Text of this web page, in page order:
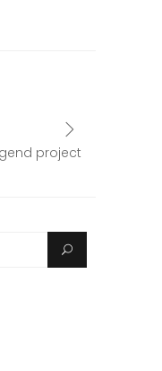
project